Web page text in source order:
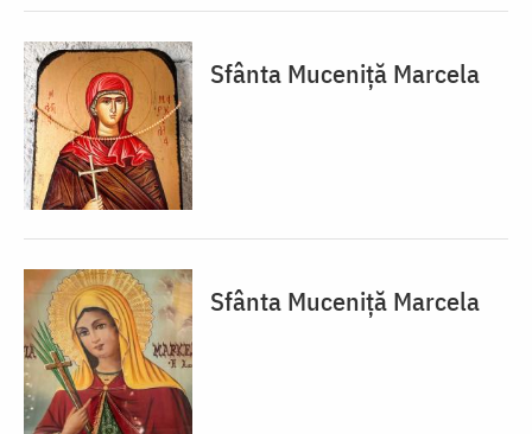
Sfânta Muceniță Marcela
Sfânta Muceniță Marcela